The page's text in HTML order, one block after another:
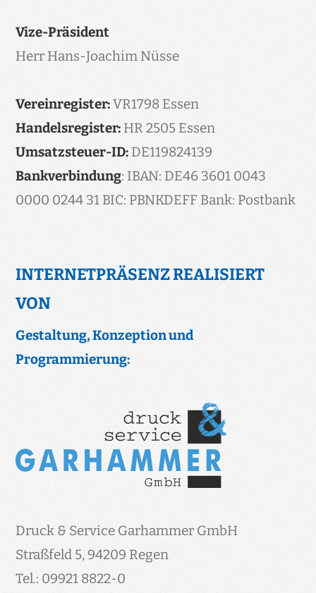
Vize-Präsident
Herr Hans-Joachim Nüsse
Vereinregister:VR1798 Essen
Handelsregister: HR 2505 Essen
Umsatzsteuer-ID: DE119824139
Bankverbindung: IBAN: DE46 3601 0043
0000 0244 31 BIC: PBNKDEFF Bank: Postbank
INTERNETPRÄSENZ REALISIERT
VON
Gestaltung, Konzeption und
Programmierung:
Druck & Service Garhammer GmbH
Straßfeld 5, 94209 Regen
Tel.: 09921 8822-0